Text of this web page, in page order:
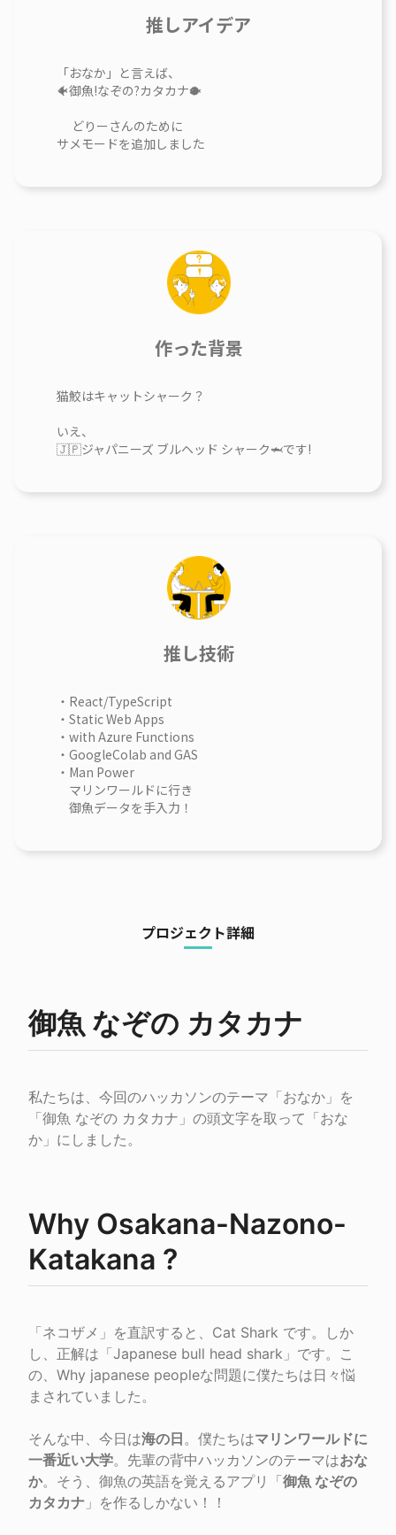
推しアイデア
「おなか」と言えば、
🐠御魚!なぞの?カタカナ🐡
どりーさんのために
サメモードを追加しました
作った背景
猫鮫はキャットシャーク？
いえ、
🇯🇵ジャパニーズ ブルヘッド シャーク🦈です!
推し技術
・React/TypeScript
・Static Web Apps
・with Azure Functions
・GoogleColab and GAS
・Man Power
マリンワールドに行き
御魚データを手入力！
プロジェクト詳細
御魚 なぞの カタカナ
私たちは、今回のハッカソンのテーマ「おなか」を
「御魚 なぞの カタカナ」の頭文字を取って「おな
か」にしました。
Why Osakana-Nazono-
Katakana ?
「ネコザメ」を直訳すると、Cat Shark です。しか
し、正解は「Japanese bull head shark」です。こ
の、Why japanese peopleな問題に僕たちは日々悩
まされていました。
そんな中、今日は海の日 。僕たちはマリンワールドに
一番近い大学。先輩の背中ハッカソンのテーマはおな
か。そう、御魚の英語を覚えるアプリ「御魚 なぞの
カタカナ 」を作るしかない！！